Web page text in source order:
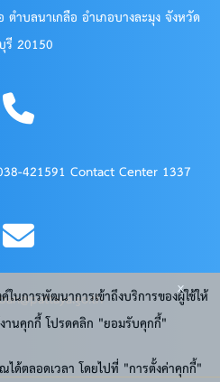
บลนาเกลือ อำเภอบางละมุง จังหวัด
รี 20150
421591 Contact Center 1337
นการพัฒนาการเข้าถึงบริการของผู้ใช้ให้
านคุกกี้ โปรดคลิก "ยอมรับคุกกี้"
ด้ตลอดเวลา โดยไปที่ "การตั้งค่าคุกกี้"
x